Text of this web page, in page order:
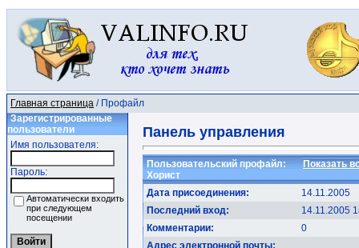
Главная страница / Профайл
Зарегистрированные
пользователи
Имя пользователя:
Пароль:
Автоматически входить
при следующем
посещении
Панель управления
Пользовательский профайл:
Хорист
Показать
Дата присоединения:
14.11.2005
Последний вход:
14.11.2005
Комментарии:
0
Адрес электронной почты: